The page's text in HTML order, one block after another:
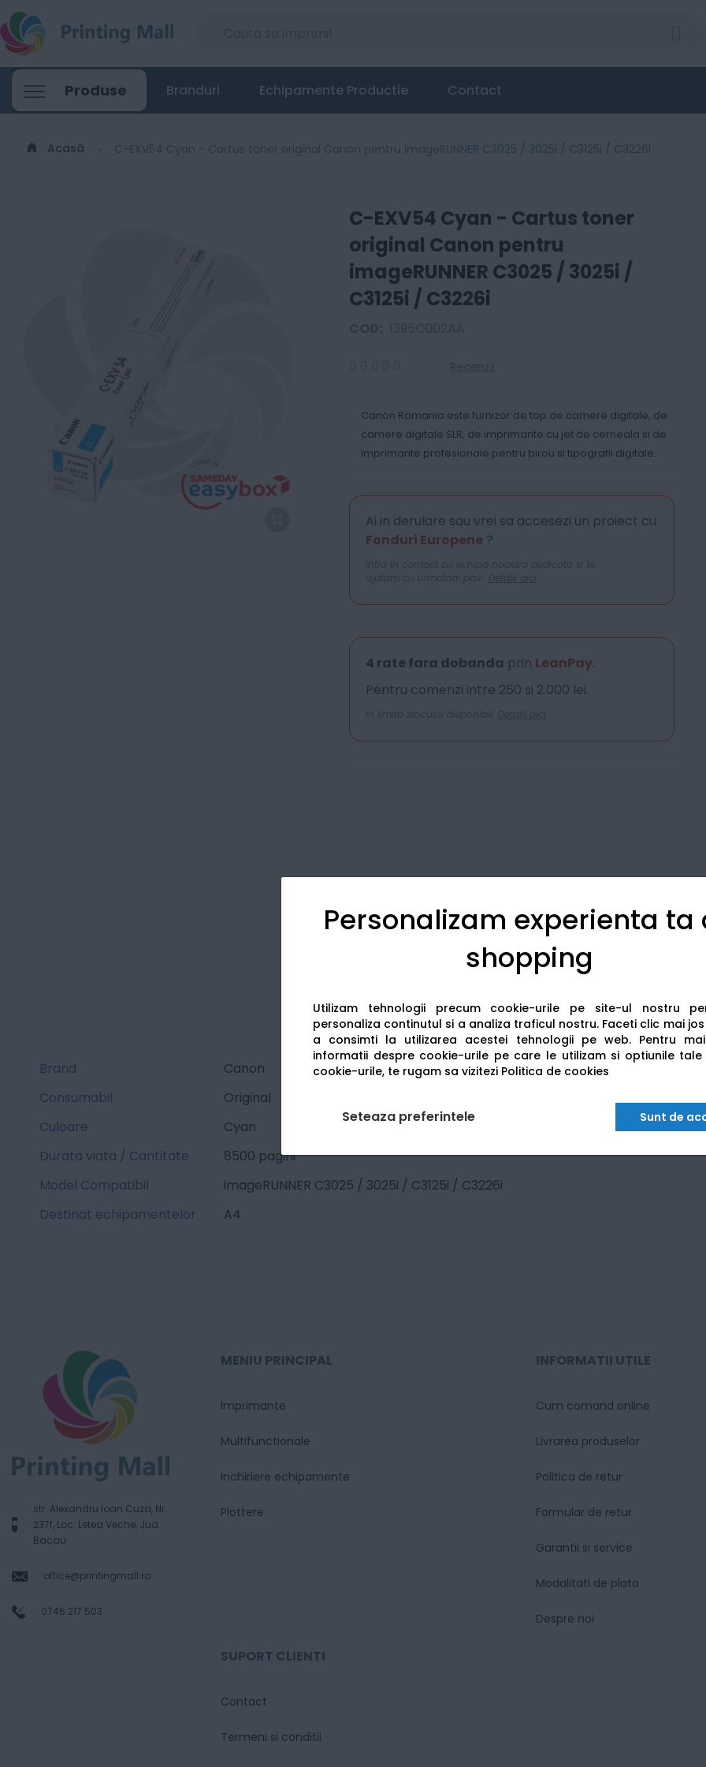
Personalizam experienta ta
shopping
Utilizam tehnologii precum cookie-urile pe site-ul nostru
personaliza continutul si a analiza traficul nostru. Faceti clic mai
a consimti la utilizarea acestei tehnologii pe web. Pentru
informatii despre cookie-urile pe care le utilizam si optiunile tale
cookie-urile, te rugam sa vizitezi Politica de cookies
Seteaza preferintele Sunt de
Produse Branduri Echipamente Productie Contact
Acasă C-EXV54 Cyan - Cartus toner original Canon pentru imageRUNNER C3025 / 3025i / C3125i / C3226i
C-EXV54 Cyan - Cartus toner
original Canon pentru
imageRUNNER C3025 / 3025i /
C3125i / C3226i
Canon Romania este furnizor de top de camere digitale, de
camere digitale SLR, de imprimante cu jet de cerneala si de
imprimante profesionale pentru birou si tipografii digitale.
Ai in derulare sau vrei sa accesezi un proiect cu
Fonduri Europene?
Intra in contact cu echipa noastra dedicata si te
ajutam cu urmatorii pasi. Detalii aici
4 rate fara dobanda prin LeanPay.
Pentru comenzi intre 250 si 2.000 lei.
In limita stocului disponibil. Detalii aici
C-EXV54 Cyan - Cartus toner original Canon pentru imageRUNNER C3025 / 3025i / C3125i /
344 00Lei
Detalii tehnice
Brand
Canon
Consumabil
Original
Culoare
Cyan
Durata viata / Cantitate
8500 pagini
Model Compatibil
imageRUNNER C3025 / 3025i / C3125i / C3226i
Destinat echipamentelor
A4
Recenzii
str. Alexandru Ioan Cuza, Nr.
237f, Loc. Letea Veche, Jud.
Bacau
office@printingmall.ro
0746.217.503
MENIU PRINCIPAL
Imprimante
Multifunctionale
Inchiriere echipamente
Plottere
INFORMATII UTILE
Cum comand online
Livrarea produselor
Politica de retur
Formular de retur
Garantii si service
Modalitati de plata
Despre noi
SUPORT CLIENTI
Contact
Termeni si conditii